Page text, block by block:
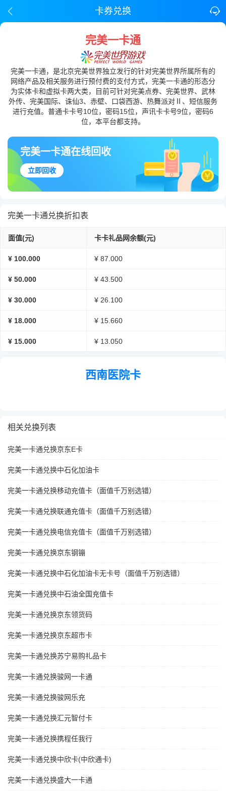
卡券兑换
完美一卡通
完美一卡通，是北京完美世界独立发行的针对完美世界所属所有的
网络产品及相关服务进行预付费的支付方式，完美一卡通的形态分
为实体卡和虚拟卡两大类，目前可针对完美点券、完美世界、武林
外传、完美国际、诛仙3、赤壁、口袋西游、热舞派对Ⅱ、短信服务
进行充值。普通卡卡号10位，密码15位，声讯卡卡号9位，密码6
位，本平台都支持。
完美一卡通在线回收
立即回收
完美一卡通兑换折扣表
面值(元) 卡卡礼品网余额(元)
¥ 100.000 ¥ 87.000
¥ 50.000 ¥ 43.500
¥ 30.000 ¥ 26.100
¥ 18.000 ¥ 15.660
¥ 15.000 ¥ 13.050
西南医院卡
相关兑换列表
完美一卡通兑换京东E卡
完美一卡通兑换中石化加油卡
完美一卡通兑换移动充值卡（面值千万别选错）
完美一卡通兑换联通充值卡（面值千万别选错）
完美一卡通兑换电信充值卡（面值千万别选错）
完美一卡通兑换京东钢镚
完美一卡通兑换中石化加油卡无卡号（面值千万别选错）
完美一卡通兑换中石油全国充值卡
完美一卡通兑换京东领货码
完美一卡通兑换京东超市卡
完美一卡通兑换苏宁易购礼品卡
完美一卡通兑换骏网一卡通
完美一卡通兑换骏网乐充
完美一卡通兑换汇元智付卡
完美一卡通兑换携程任我行
完美一卡通兑换中欣卡(中欣通卡)
完美一卡通兑换盛大一卡通